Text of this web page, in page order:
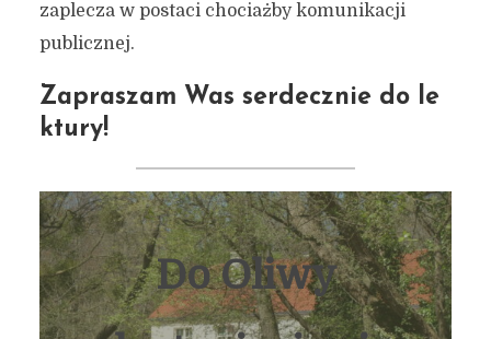
zaplecza w postaci chociażby komunikacji
publicznej.
Zapraszam Was serdecznie do le
ktury!
Do Oliwy